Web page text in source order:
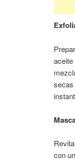
secas
con